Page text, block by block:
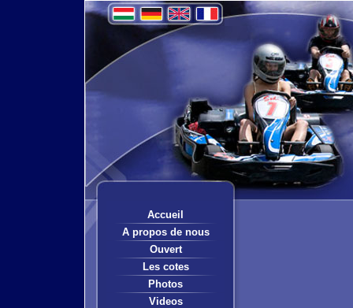
Accueil
A propos de nous
Ouvert
Les cotes
Photos
Videos